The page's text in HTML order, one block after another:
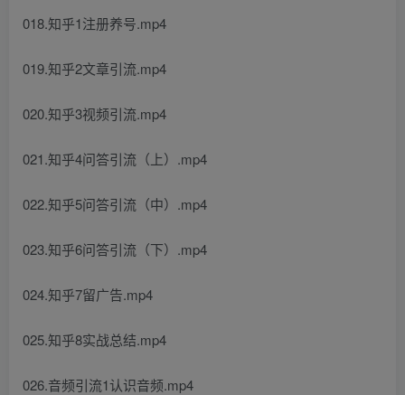
018.知乎1注册养号.mp4
019.知乎2文章引流.mp4
020.知乎3视频引流.mp4
021.知乎4问答引流（上）.mp4
022.知乎5问答引流（中）.mp4
023.知乎6问答引流（下）.mp4
024.知乎7留广告.mp4
025.知乎8实战总结.mp4
026.音频引流1认识音频.mp4